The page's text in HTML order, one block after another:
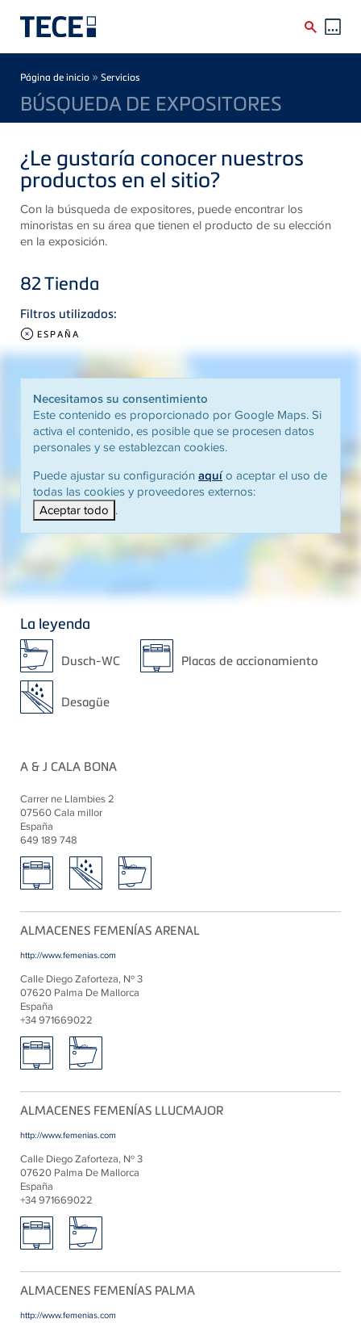
Breadcrumb
Página de inicio » Servicios
BÚSQUEDA DE EXPOSITORES
¿Le gustaría conocer nuestros
productos en el sitio?
Con la búsqueda de expositores, puede encontrar los
minoristas en su área que tienen el producto de su elección
en la exposición.
82Tienda
Filtros utilizados:
ESPAÑA
Necesitamos su consentimiento
Este contenido es proporcionado por Google Maps. Si
activa el contenido, es posible que se procesen datos
personales y se establezcan cookies.
Puede ajustar su configuraciónaquío aceptar el uso de
todas las cookies y proveedores externos:
Aceptar todo .
La leyenda
Dusch-WC Placas de accionamiento
Desagüe
A & J CALA BONA
Carrer ne Llambies 2
07560 Cala millor
España
649 189 748
ALMACENES FEMENÍAS ARENAL
http://www.femenias.com
Calle Diego Zaforteza, Nº 3
07620 Palma De Mallorca
España
+34 971669022
ALMACENES FEMENÍAS LLUCMAJOR
http://www.femenias.com
Calle Diego Zaforteza, Nº 3
07620 Palma De Mallorca
España
+34 971669022
ALMACENES FEMENÍAS PALMA
http://www.femenias.com